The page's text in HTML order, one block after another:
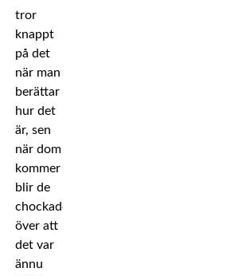
tror
knappt
på det
när man
berättar
hur det
är, sen
när dom
kommer
blir de
chockade
över att
det var
ännu